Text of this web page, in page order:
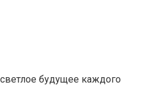
будущее каждого